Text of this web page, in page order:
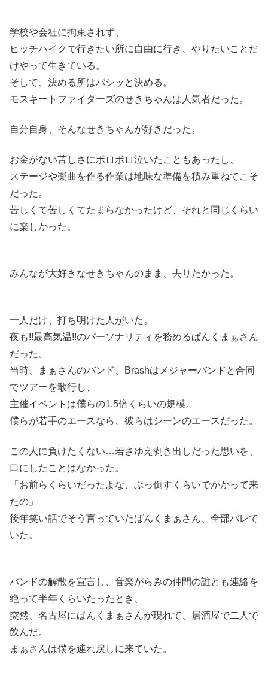
学校や会社に拘束されず、
ヒッチハイクで行きたい所に自由に行き、やりたいことだ
けやって生きている。
そして、決める所はバシッと決める。
モスキートファイターズのせきちゃんは人気者だった。
自分自身、そんなせきちゃんが好きだった。
お金がない苦しさにボロボロ泣いたこともあったし、
ステージや楽曲を作る作業は地味な準備を積み重ねてこそ
だった。
苦しくて苦しくてたまらなかったけど、それと同じくらい
に楽しかった。
みんなが大好きなせきちゃんのまま、去りたかった。
一人だけ、打ち明けた人がいた。
夜も!!最高気温!!のパーソナリティを務めるぱんくまぁさん
だった。
当時、まぁさんのバンド、Brashはメジャーバンドと合同
でツアーを敢行し、
主催イベントは僕らの1.5倍くらいの規模。
僕らが若手のエースなら、彼らはシーンのエースだった。
この人に負けたくない…若さゆえ剥き出しだった思いを、
口にしたことはなかった。
「お前らくらいだったよな、ぶっ倒すくらいでかかって来
たの」
後年笑い話でそう言っていたぱんくまぁさん、全部バレて
いた。
バンドの解散を宣言し、音楽がらみの仲間の誰とも連絡を
絶って半年くらいたったとき、
突然、名古屋にぱんくまぁさんが現れて、居酒屋で二人で
飲んだ。
まぁさんは僕を連れ戻しに来ていた。